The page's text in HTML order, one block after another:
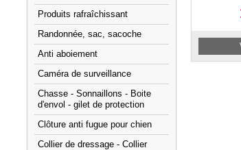
Produits rafraîchissant
Randonnée, sac, sacoche
Anti aboiement
Caméra de surveillance
Chasse - Sonnaillons - Boite
d'envol - gilet de protection
Clôture anti fugue pour chien
Collier de dressage - Collier